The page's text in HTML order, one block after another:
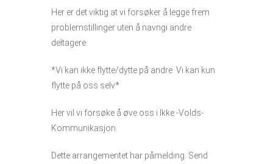
Her er det viktig at vi forsøker å legge frem
problemstillinger uten å navngi andre
deltagere.
*Vi kan ikke flytte/dytte på andre. Vi kan kun
flytte på oss selv*
Her vil vi forsøke å øve oss i Ikke -Volds-
Kommunikasjon.
Dette arrangementet har påmelding. Send